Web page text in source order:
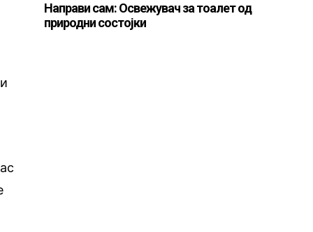
Направи сам: Освежувач за тоалет од
природни состојки